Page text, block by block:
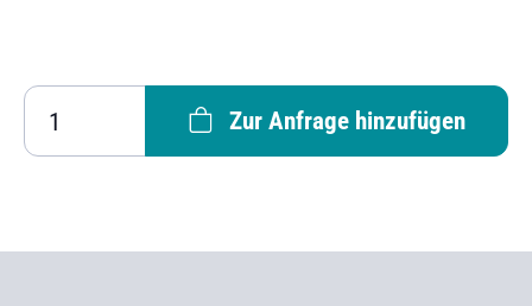
Zur Anfrage hinzufügen